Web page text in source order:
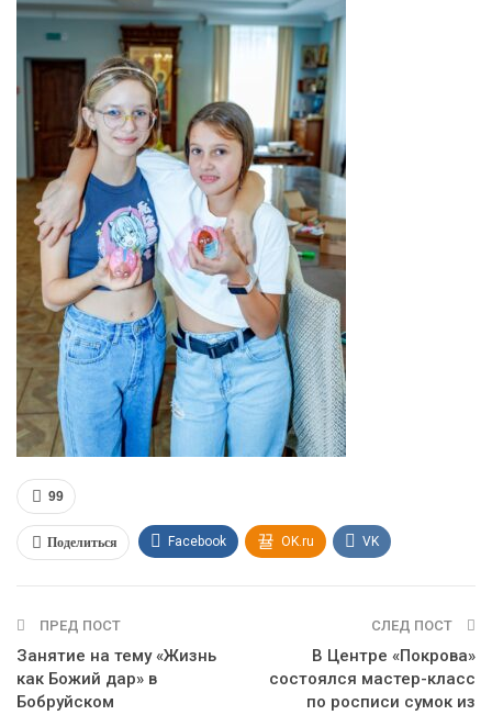
99
Поделиться Facebook OK.ru VK
ПРЕД ПОСТ
Занятие на тему «Жизнь
как Божий дар» в
Бобруйском
СЛЕД ПОСТ
В Центре «Покрова»
состоялся мастер-класс
по росписи сумок из